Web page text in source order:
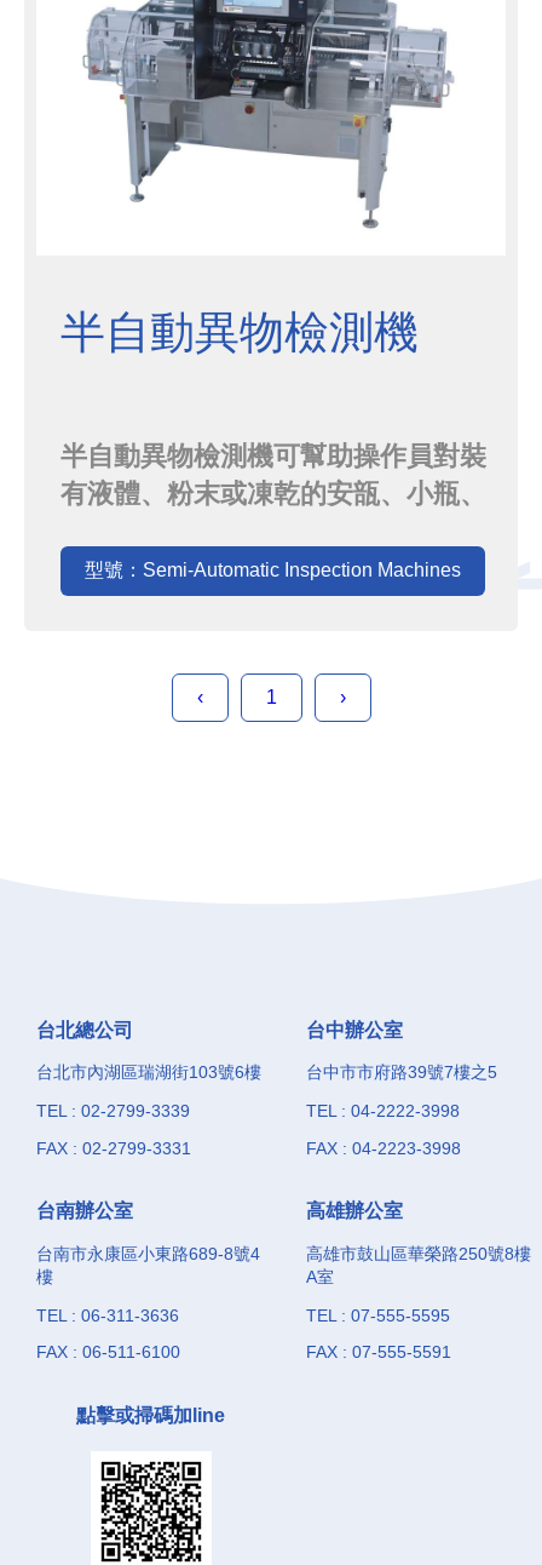
法是在不同尺寸的條帶的兩個電...
半自動異物檢測機
半自動異物檢測機可幫助操作員對裝
有液體、粉末或凍乾的安瓿、小瓶、
目視檢查。來自義大利的高品質。配
置有Convel 特殊的模塊化設計，具
的界面等優點，加上無眩光照明，產
品的應用性廣，非常適用於小批量但
型號：Semi-Automatic Inspection Machines
‹ 1 ›
台北總公司
台北市內湖區瑞湖街103號6樓
TEL : 02-2799-3339
FAX : 02-2799-3331
台中辦公室
台中市市府路39號7樓之5
TEL : 04-2222-3998
FAX : 04-2223-3998
台南辦公室
台南市永康區小東路689-8號4
樓
TEL : 06-311-3636
FAX : 06-511-6100
高雄辦公室
高雄市鼓山區華榮路250號8樓
A室
TEL : 07-555-5595
FAX : 07-555-5591
點擊或掃碼加line